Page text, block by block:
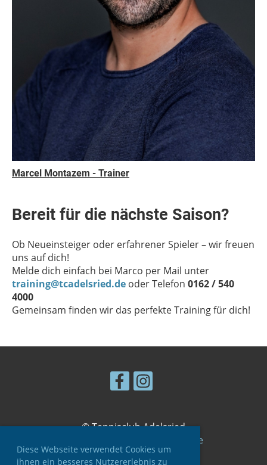
Diese Webseite verwendet Cookies um
ihnen ein besseres Nutzererlebnis zu
Marcel Montazem - Trainer
Bereit für die nächste Saison?
Ob Neueinsteiger oder erfahrener Spieler – wir freuen
uns auf dich!
Melde dich einfach bei Marco per Mail unter
training@tcadelsried.de oder Telefon 0162 / 540
4000
Gemeinsam finden wir das perfekte Training für dich!
© Tennisclub Adelsried
Made with ❤ by Herz und Seele